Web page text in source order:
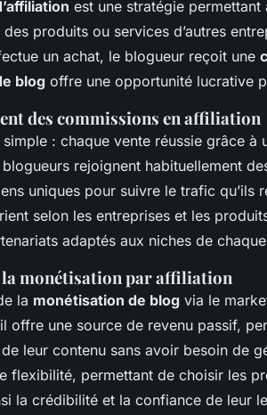
est une stratégie
produits ou services d’autres
un achat, le blogueur reçoit une
blog offre une opportunité lucrative
des commissions en affiliation
: chaque vente réussie grâce à
rejoignent habituellement
uniques pour suivre le trafic qu’ils
selon les entreprises et les
adaptés aux niches de
la monétisation par affiliation
la monétisation de blog via le
offre une source de revenu passif,
leur contenu sans avoir besoin de
flexibilité, permettant de choisir les
la crédibilité et la confiance de leur